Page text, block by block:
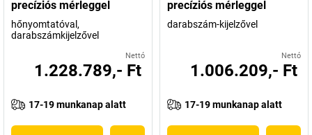
precíziós mérleggel
hőnyomtatóval,
darabszámkijelzővel
Nettó
1.228.789,- Ft
17-19 munkanap alatt
precíziós mérleggel
darabszám-kijelzővel
Nettó
1.006.209,- Ft
17-19 munkanap alatt